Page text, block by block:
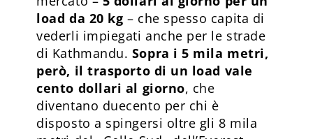
load da 20 kg – che spesso capita di
vederli impiegati anche per le strade
di Kathmandu. Sopra i 5 mila metri,
però, il trasporto di un load vale
cento dollari al giorno, che
diventano duecento per chi è
disposto a spingersi oltre gli 8 mila